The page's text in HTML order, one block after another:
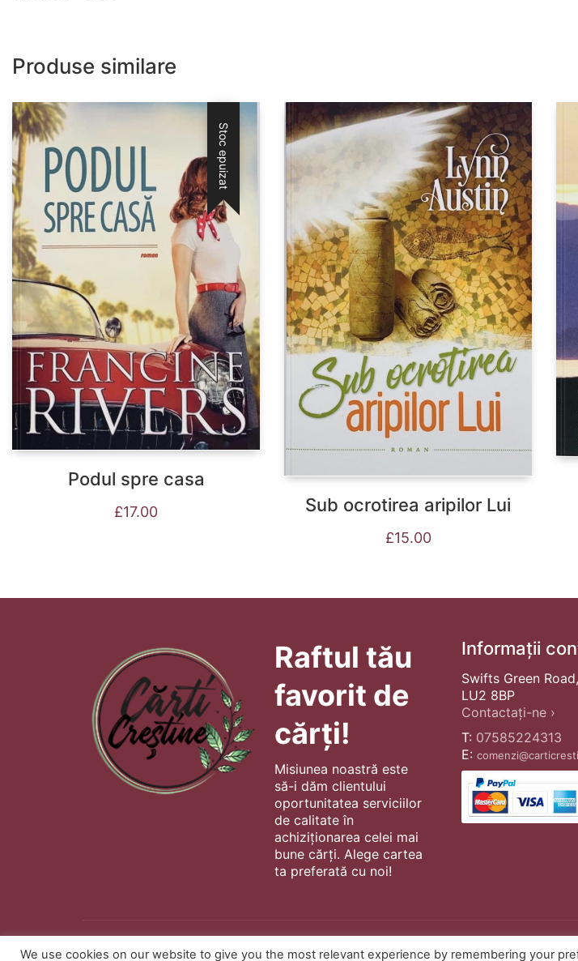
Produse similare
Stoc epuizat
Podul spre casa
£17.00 Sub ocrotirea aripilor Lui
£15.00
Raftul tău
favorit de
cărți!
Misiunea noastră este
să-i dăm clientului
oportunitatea serviciilor
de calitate în
achiziționarea celei mai
bune cărți. Alege cartea
ta preferată cu noi!
Informații
Swifts Green
LU2 8BP
Contactați-ne ›
T: 07585224313
E:
We use cookies on our website to give you the most relevant experience by remembering your